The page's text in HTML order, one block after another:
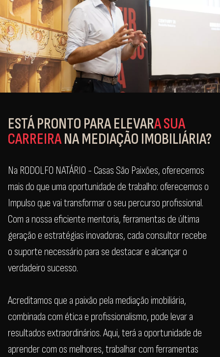
ESTÁ PRONTO PARA ELEVARA SUA
CARREIRANA MEDIAÇÃO IMOBILIÁRIA?
Na RODOLFO NATÁRIO - Casas São Paixões, oferecemos
mais do que uma oportunidade de trabalho: oferecemos o
Impulso que vai transformar o seu percurso profissional.
Com a nossa eficiente mentoria, ferramentas de última
geração e estratégias inovadoras, cada consultor recebe
o suporte necessário para se destacar e alcançar o
verdadeiro sucesso.
Acreditamos que a paixão pela mediação imobiliária,
combinada com ética e profissionalismo, pode levar a
resultados extraordinários. Aqui, terá a oportunidade de
aprender com os melhores, trabalhar com ferramentas